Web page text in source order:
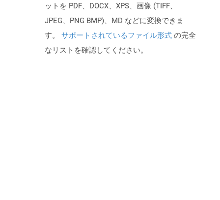
ットを PDF、DOCX、XPS、画像 (TIFF、
JPEG、PNG BMP)、MD などに変換できま
す。 サポートされているファイル形式 の完全
なリストを確認してください。